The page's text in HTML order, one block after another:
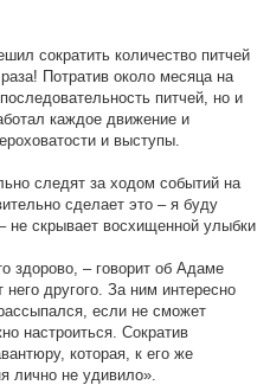
сократить количество питчей
Потратив около месяца на
питчей, но и
каждое движение и
и выступы.
следят за ходом событий на
сделает это – я буду
не скрывает восхищенной улыбки
здорово, – говорит об Адаме
другого. За ним интересно
если не сможет
настроиться. Сократив
которая, к его же
лично не удивило».